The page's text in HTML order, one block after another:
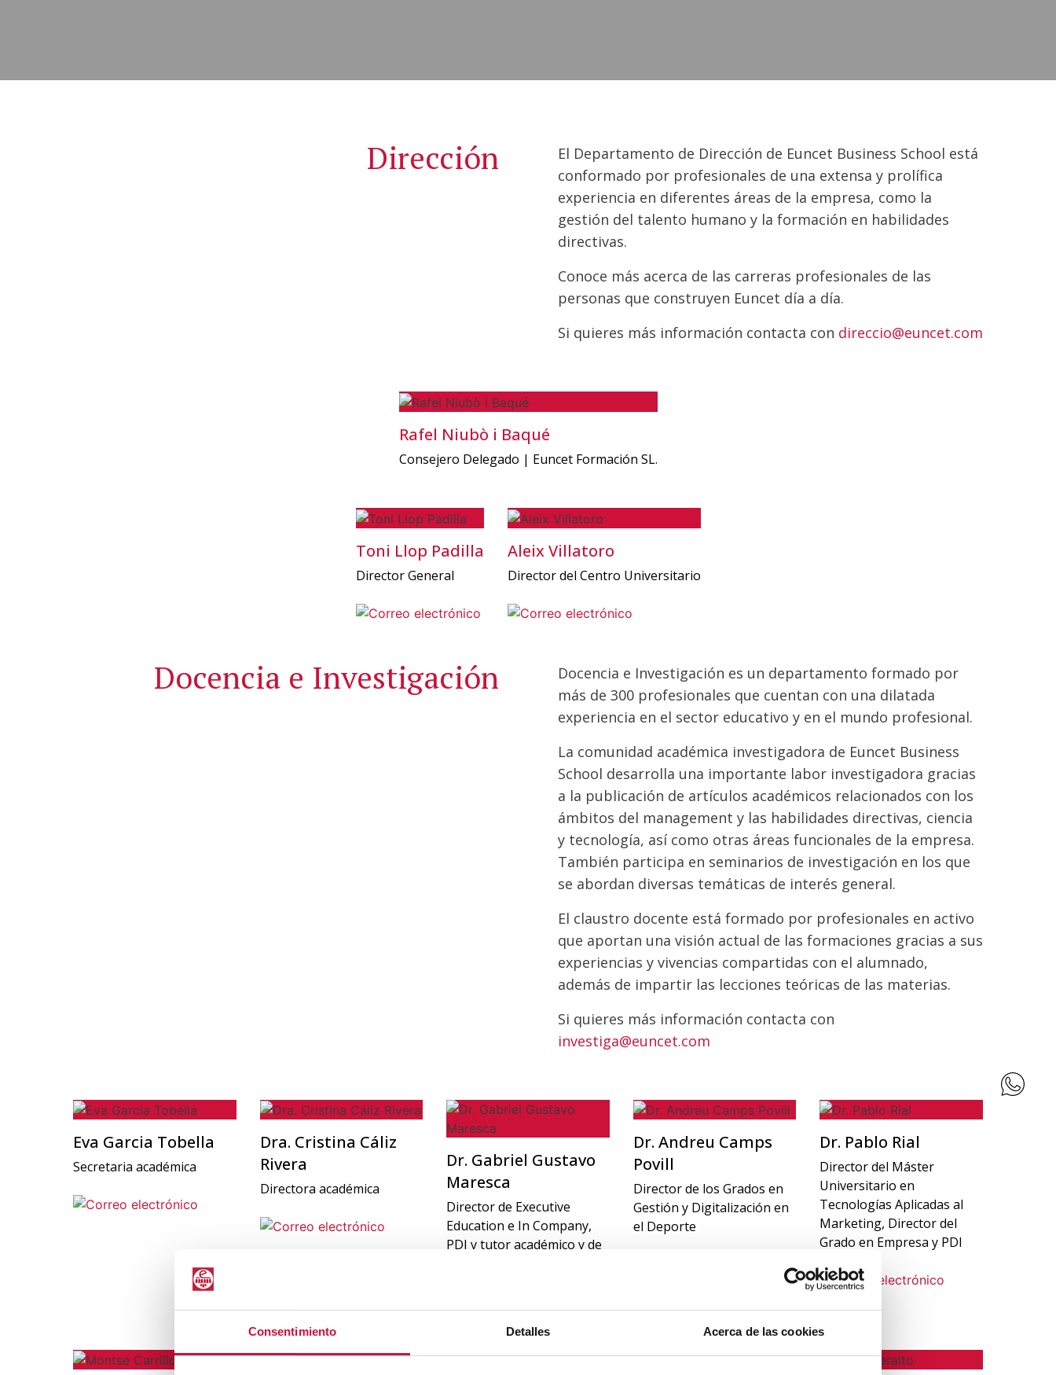
Consentimiento Detalles Acerca de las cookies
Dirección
El Departamento de Dirección de Euncet Business School está
conformado por profesionales de una extensa y prolífica
experiencia en diferentes áreas de la empresa, como la
gestión del talento humano y la formación en habilidades
directivas.
Conoce más acerca de las carreras profesionales de las
personas que construyen Euncet día a día.
Si quieres más información contacta con direccio@euncet.com
Rafel Niubò i Baqué
Consejero Delegado | Euncet Formación SL.
Toni Llop Padilla
Director General
Aleix Villatoro
Director del Centro Universitario
Docencia e Investigación
Docencia e Investigación es un departamento formado por
más de 300 profesionales que cuentan con una dilatada
experiencia en el sector educativo y en el mundo profesional.
La comunidad académica investigadora de Euncet Business
School desarrolla una importante labor investigadora gracias
a la publicación de artículos académicos relacionados con los
ámbitos del management y las habilidades directivas, ciencia
y tecnología, así como otras áreas funcionales de la empresa.
También participa en seminarios de investigación en los que
se abordan diversas temáticas de interés general.
El claustro docente está formado por profesionales en activo
que aportan una visión actual de las formaciones gracias a sus
experiencias y vivencias compartidas con el alumnado,
además de impartir las lecciones teóricas de las materias.
Si quieres más información contacta con
investiga@euncet.com
Eva Garcia Tobella
Secretaria académica
Dra. Cristina Cáliz
Rivera
Directora académica
Dr. Gabriel Gustavo
Maresca
Director de Executive
Education e In Company,
PDI y tutor académico y de
Dr. Andreu Camps
Povill
Director de los Grados en
Gestión y Digitalización en
el Deporte
Dr. Pablo Rial
Director del Máster
Universitario en
Tecnologías Aplicadas al
Marketing, Director del
Grado en Empresa y PDI